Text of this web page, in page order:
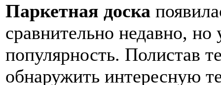
Паркетная доска
сравнительно недавно, но
популярность. Полистав
обнаружить интересную